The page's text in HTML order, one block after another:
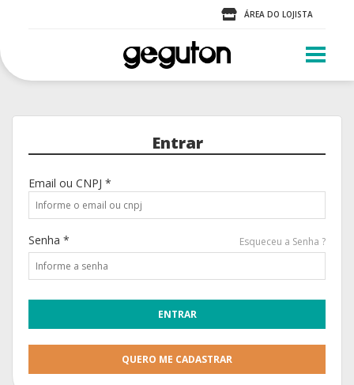
ÁREA DO LOJISTA
Entrar
Email ou CNPJ *
Senha * Esqueceu a Senha ?
QUERO ME CADASTRAR